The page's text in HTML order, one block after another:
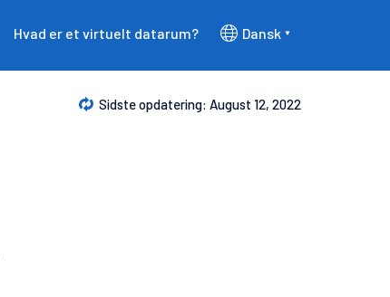
Hvad er et virtuelt datarum? Dansk
Sidste opdatering: August 12, 2022